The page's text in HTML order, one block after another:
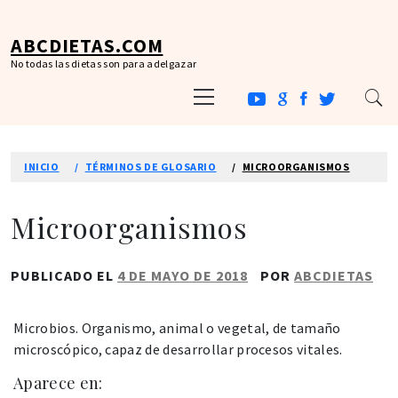
contenido
ABCDIETAS.COM
No todas las dietas son para adelgazar
principal
INICIO TÉRMINOS DE GLOSARIO MICROORGANISMOS
Microorganismos
PUBLICADO EL 4 DE MAYO DE 2018 POR ABCDIETAS
Microbios. Organismo, animal o vegetal, de tamaño
microscópico, capaz de desarrollar procesos vitales.
Aparece en: